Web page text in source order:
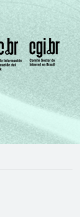
NOVA ABA)
EM NOVA ABA)
(ABRE EM NOVA
(ABRE EM NOVA
NIC.BR (ABRE EM
NIC.BR (ABRE
DO NIC.BR
DO NIC.BR (ABRE